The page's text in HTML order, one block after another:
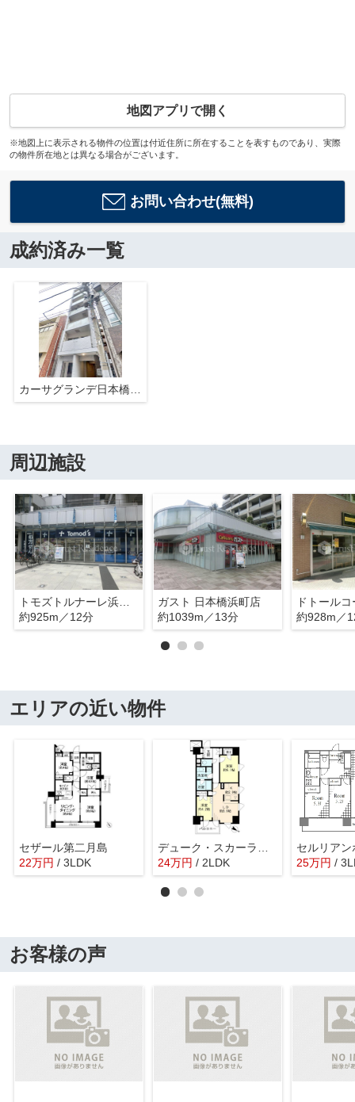
地図アプリで開く
※地図上に表示される物件の位置は付近住所に所在することを表すものであり、実際
の物件所在地とは異なる場合がございます。
お問い合わせ(無料)
成約済み一覧
カーサグランデ日本橋小網町
周辺施設
トモズトルナーレ浜町店
約925m／12分
ガスト 日本橋浜町店
約1039m／13分
約928m／
エリアの近い物件
セザール第二月島
22万円 / 3LDK
24万円 / 2LDK 25万円 /
お客様の声